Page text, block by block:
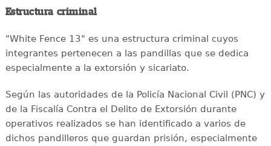
Estructura criminal
"White Fence 13" es una estructura criminal cuyos
integrantes pertenecen a las pandillas que se dedica
especialmente a la extorsión y sicariato.
Según las autoridades de la Policía Nacional Civil (PNC) y
de la Fiscalía Contra el Delito de Extorsión durante
operativos realizados se han identificado a varios de
dichos pandilleros que guardan prisión, especialmente